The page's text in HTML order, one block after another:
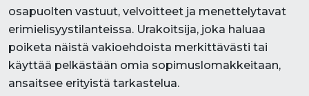
osapuolten vastuut, velvoitteet ja menettelytavat
erimielisyystilanteissa. Urakoitsija, joka haluaa
poiketa näistä vakioehdoista merkittävästi tai
käyttää pelkästään omia sopimuslomakkeitaan,
ansaitsee erityistä tarkastelua.